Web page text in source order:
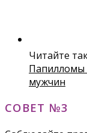
Читайте
Папилломы
мужчин
СОВЕТ №3